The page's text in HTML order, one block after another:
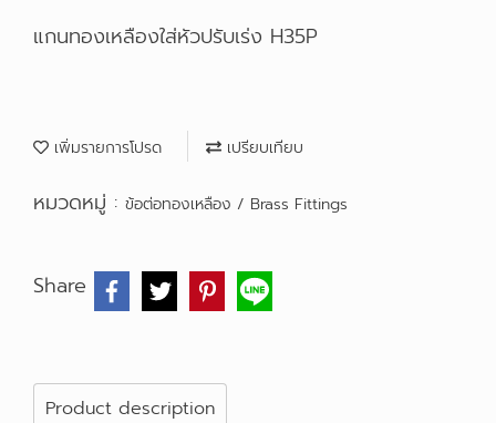
แกนทองเหลืองใส่หัวปรับเร่ง H35P
เพิ่มรายการโปรด เปรียบเทียบ
หมวดหมู่ : ข้อต่อทองเหลือง / Brass Fittings
Share
Product description